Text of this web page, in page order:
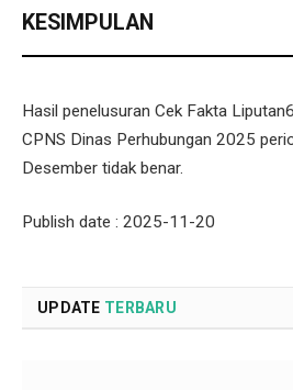
KESIMPULAN
Hasil penelusuran Cek Fakta
CPNS Dinas Perhubungan 2025
Desember tidak benar.
Publish date : 2025-11-20
UPDATE TERBARU